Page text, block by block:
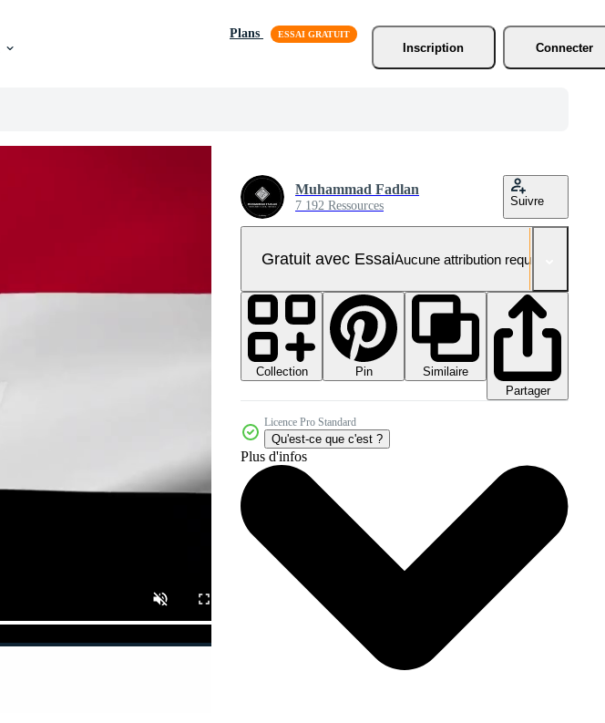
Plans
Inscription
Connecter
Muhammad Fadlan
7 192 Ressources Suivre
Gratuit avec EssaiAucune attribution requise
Collection Pin
Similaire
Partager
Licence Pro Standard
Qu'est-ce que c'est ?
Plus d'infos